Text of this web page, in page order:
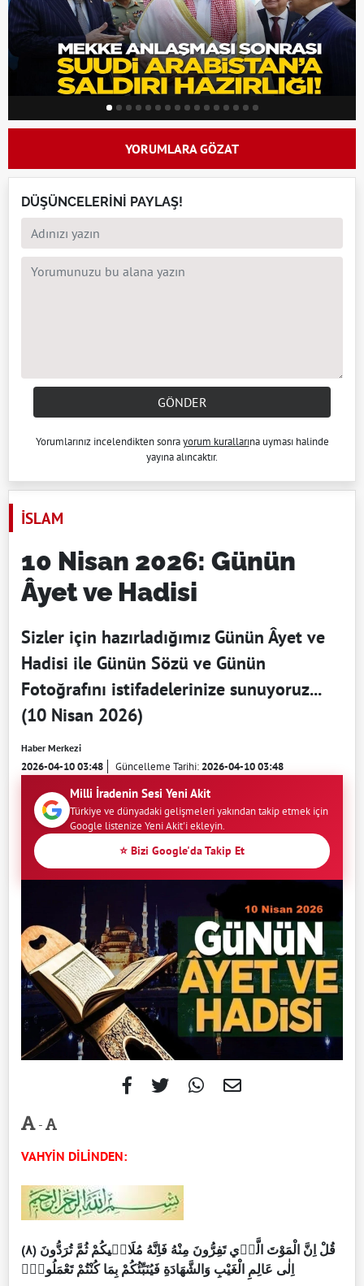
YORUMLARA GÖZAT
DÜŞÜNCELERİNİ PAYLAŞ!
GÖNDER
Yorumlarınız incelendikten sonrayorum kurallarına uyması halinde
yayına alıncaktır.
İSLAM
10 Nisan 2026: Günün
Âyet ve Hadisi
Sizler için hazırladığımız Günün Âyet ve
Hadisi ile Günün Sözü ve Günün
Fotoğrafını istifadelerinize sunuyoruz...
(10 Nisan 2026)
Haber Merkezi
2026-04-10 03:48 Güncelleme Tarihi:2026-04-10 03:48
Milli İradenin Sesi Yeni Akit
Türkiye ve dünyadaki gelişmeleri yakından takip etmek için
Google listenize Yeni Akit'i ekleyin.
⭐ Bizi Google'da Takip Et
-
VAHYİN DİLİNDEN:
(٨) قُلْ اِنَّ الْمَوْتَ الَّذٖي تَفِرُّونَ مِنْهُ فَاِنَّهُ مُلَاقٖيكُمْ ثُمَّ تُرَدُّونَ
اِلٰى عَالِمِ الْغَيْبِ وَالشَّهَادَةِ فَيُنَبِّئُكُمْ بِمَا كُنْتُمْ تَعْمَلُونَࣖ